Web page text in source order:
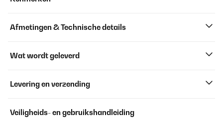
Afmetingen & Technische details
Wat wordt geleverd
Levering en verzending
Veiligheids- en gebruikshandleiding